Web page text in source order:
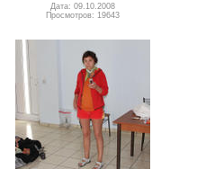
Дата: 09.10.2008
Просмотров: 19643